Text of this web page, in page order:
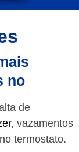
no
de
, vazamentos
termostato.